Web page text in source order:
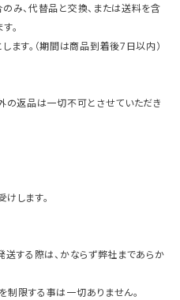
、代替品と交換、または送料を含
。
す。（期間は商品到着後7日以内）
の返品は一切不可とさせていただき
します。
する際は、かならず弊社まであらか
限する事は一切ありません。